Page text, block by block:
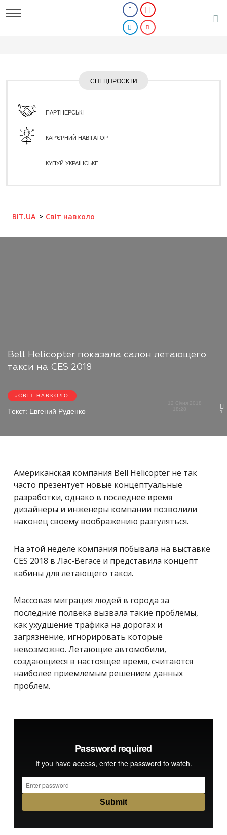
СПЕЦПРОЄКТИ
ПАРТНЕРСЬКІ
КАР'ЄРНИЙ НАВІГАТОР
КУПУЙ УКРАЇНСЬКЕ
BIT.UA Світ навколо
Bell Helicopter показала салон летающего
такси на CES 2018
СВІТ НАВКОЛО
Текст: Евгений Руденко 1
Американская компания Bell Helicopter не так
часто презентует новые концептуальные
разработки, однако в последнее время
дизайнеры и инженеры компании позволили
наконец своему воображению разгуляться.
На этой неделе компания побывала на выставке
CES 2018 в Лас-Вегасе и представила концепт
кабины для летающего такси.
Массовая миграция людей в города за
последние полвека вызвала такие проблемы,
как ухудшение трафика на дорогах и
загрязнение, игнорировать которые
невозможно. Летающие автомобили,
создающиеся в настоящее время, считаются
наиболее приемлемым решением данных
проблем.